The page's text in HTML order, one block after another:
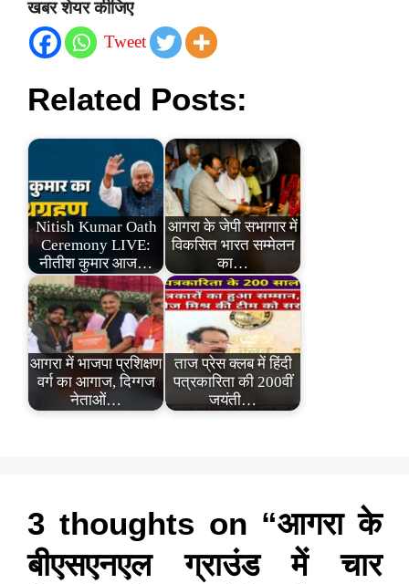
खबर शेयर कीजिए
Tweet
Related Posts:
Nitish Kumar Oath
Ceremony LIVE:
नीतीश कुमार आज…
आगरा के जेपी सभागार में
विकसित भारत सम्मेलन
का…
आगरा में भाजपा प्रशिक्षण
वर्ग का आगाज, दिग्गज
नेताओं…
ताज प्रेस क्लब में हिंदी
पत्रकारिता की 200वीं
जयंती…
3 thoughts on “आगरा के
बीएसएनएल ग्राउंड में चार